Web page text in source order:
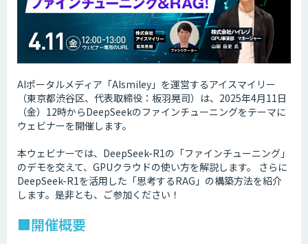
AIポータルメディア「AIsmiley」を運営するアイスマイリー
（東京都渋谷区、代表取締役：板羽晃司）は、2025年4月11日
（金）12時からDeepSeekのファインチューニングをテーマに
ウェビナーを開催します。
本ウェビナーでは、DeepSeek-R1の「ファインチューニング」
のデモを交えて、GPUクラウドの使い方を解説します。 さらに
DeepSeek-R1を活用した「思考するRAG」の構築方法を紹介
します。是非とも、ご参加ください！
■開催概要